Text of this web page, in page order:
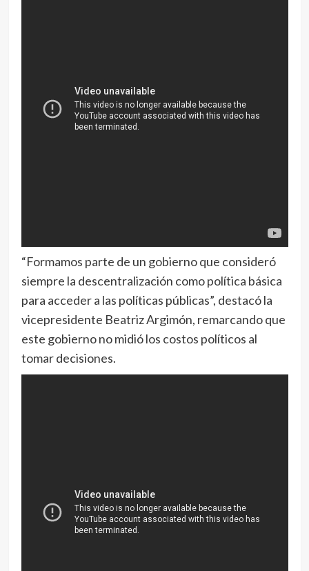
“Formamos parte de un gobierno que consideró
siempre la descentralización como política básica
para acceder a las políticas públicas”, destacó la
vicepresidente Beatriz Argimón, remarcando que
este gobierno no midió los costos políticos al
tomar decisiones.